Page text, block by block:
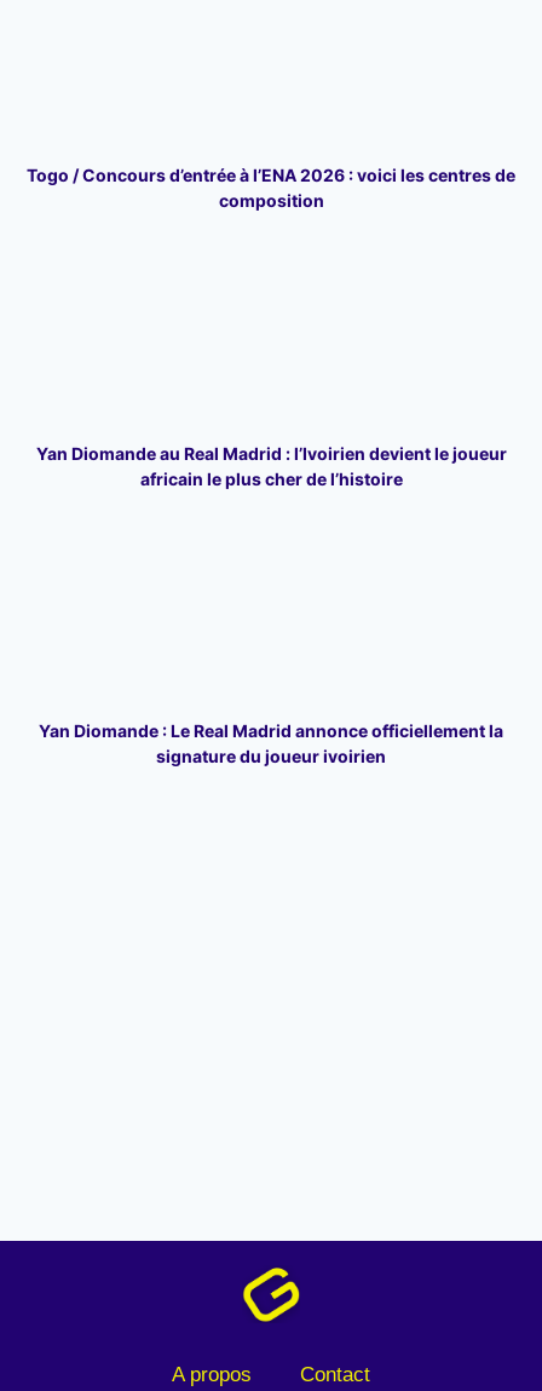
Togo / Concours d’entrée à l’ENA 2026 : voici les centres de
composition
Yan Diomande au Real Madrid : l’Ivoirien devient le joueur
africain le plus cher de l’histoire
Yan Diomande : Le Real Madrid annonce officiellement la
signature du joueur ivoirien
A propos Contact